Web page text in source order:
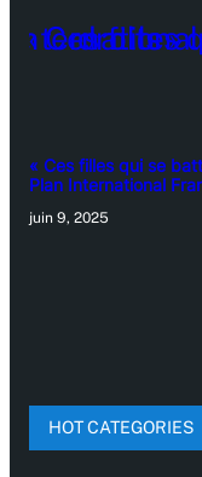
« Ces filles qui se
Plan International
juin 9, 2025
HOT CATEGORIES